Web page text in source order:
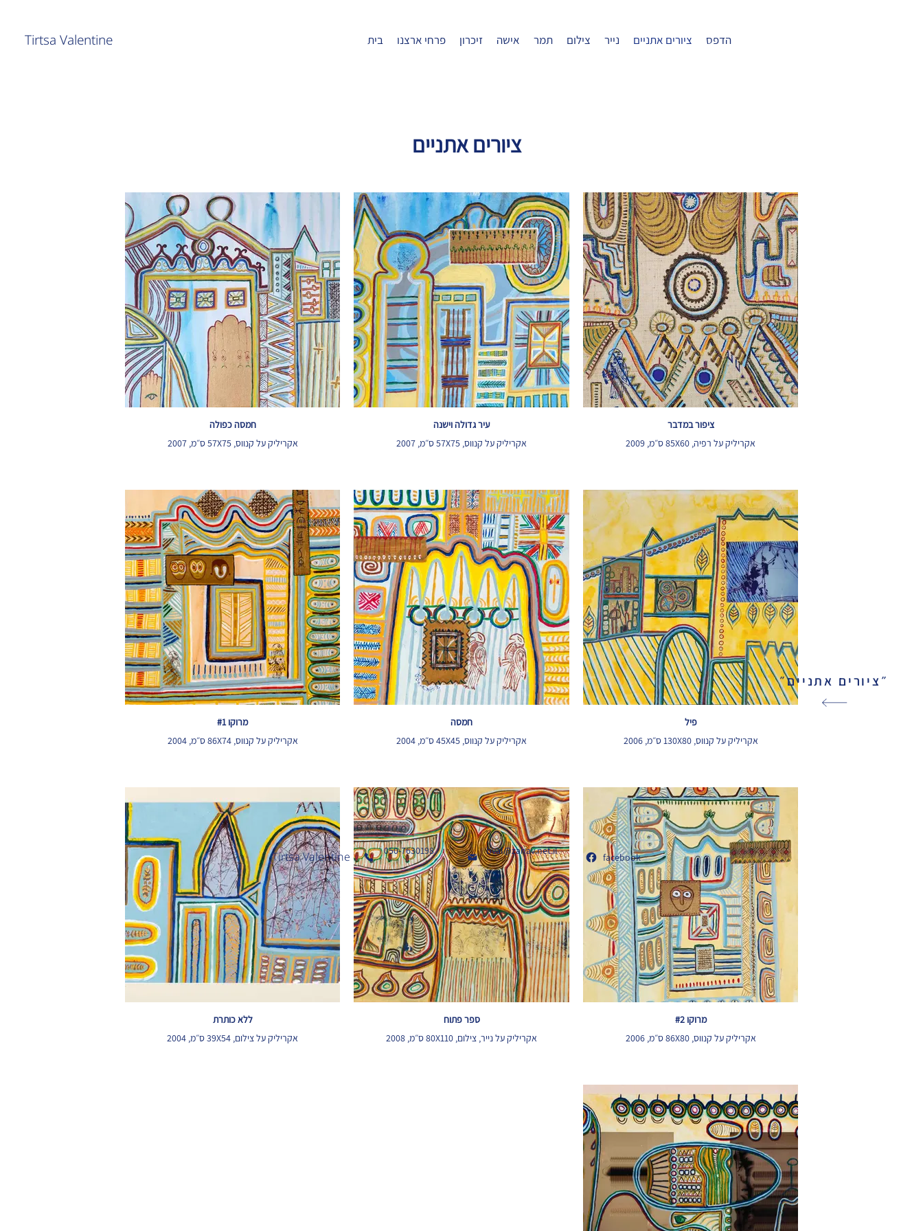
Tirtsa Valentine בית פרחי ארצנו זיכרון אישה תמר צילום נייר ציורים אתניים הדפס
״ציורים אתניים״
ציורים אתניים
ציפור במדבר
אקריליק על רפיה, 85X60 ס״מ, 2009
עיר גדולה וישנה
אקריליק על קנווס, 57X75 ס״מ, 2007
חמסה כפולה
אקריליק על קנווס, 57X75 ס״מ, 2007
פיל
אקריליק על קנווס, 130X80 ס״מ, 2006
חמסה
אקריליק על קנווס, 45X45 ס״מ, 2004
מרוקו #1
אקריליק על קנווס, 86X74 ס״מ, 2004
מרוקו #2
אקריליק על קנווס, 86X80 ס״מ, 2006
ספר פתוח
אקריליק על נייר, צילום, 80X110 ס״מ, 2008
ללא כותרת
אקריליק על צילום, 39X54 ס״מ, 2004
Tirtsa Valentine 050-7630198 bval@zahav.net.il
facebook